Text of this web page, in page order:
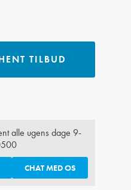
TILBUD
alle ugens dage 9-
CHAT MED OS